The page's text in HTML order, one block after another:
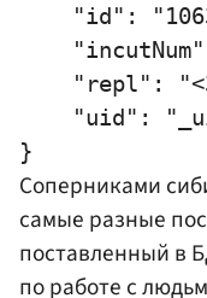
"id":
"repl":
"uid":
Соперниками
самые разные
поставленный в
по работе с